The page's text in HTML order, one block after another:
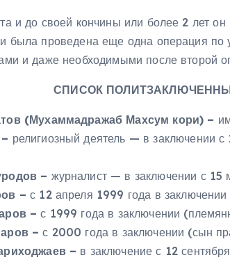
и до своей кончины или более 2 лет
была проведена еще одна операция
и даже необходимыми после второй
СПИСОК
(Мухаммадражаб Махсум кори) –
религиозный деятель — в заключении
– журналист — в заключении с 15
–с 12 апреля 1999 года в
–с 1999 года в заключении
–с 2000 года в заключении (сын
– в заключение с 12